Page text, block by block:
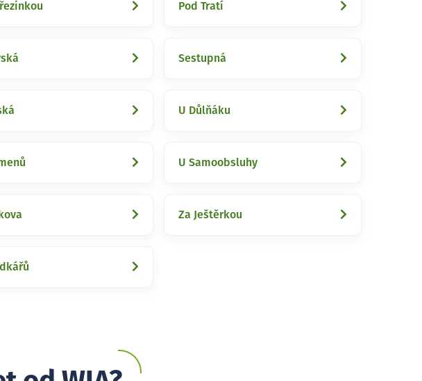
Pod Tratí
Sestupná
U Důlňáku
U Samoobsluhy
Za Ještěrkou